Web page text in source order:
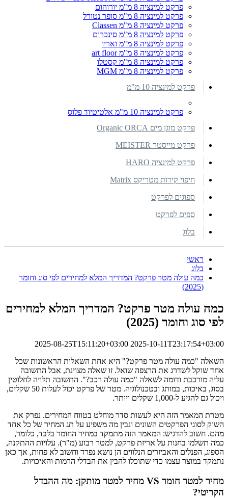
פרקט למינציה 8 מ"מ יורוהום
פרקט למינציה 8 מ"מ סופר נטורל
פרקט למינציה 8 מ"מ Classen
פרקט למינציה 8 מ"מ סינכרום
פרקט למינציה 8 מ"מ ואריו
פרקט למינציה 8 מ"מ art floor
פרקט למינציה 8 מ"מ קסטלו
פרקט למינציה 8 מ"מ MGM
פרקט למינציה 10 מ"מ
פרקט למינציה 10 מ"מ אלטיטיוד פלוס
פרקט מוגן מים Organic ORCA
פרקט מייסטר MEISTER
פרקט למינציה HARO
חיפוי קירות מטריקס Matrix
ספוגים לפרקט
ספים לפרקט
בלוג
ראשי
בלוג
כמה עולה מטר פרקט? המדריך המלא למחירים לפי סוג וחומר
(2025)
כמה עולה מטר פרקט? המדריך המלא למחירים
לפי סוג וחומר (2025)
2025-08-25T15:11:20+03:00 2025-10-11T23:17:54+03:00
השאלה "כמה עולה מטר פרקט?" היא אחת השאלות הראשונות שכל
אחד שוקל לשדרג את הרצפה שואל. זו שאלה מצוינת, אבל התשובה
עליה מורכבת ודומה לשאלה "כמה עולה רכב?". התשובה תלויה לחלוטין
בסוג, באיכות, במותג ובטכנולוגיה. מטר של פרקט יכול לעלות 50 שקלים,
ויכול גם להגיע ל-1,000 שקלים ויותר.
מטרת המאמר הזה היא לעשות סדר מוחלט בטווח המחירים. נפרק את
השוק לסוגי הפרקטים השונים ונבין מה משפיע על תג המחיר של כל אחד
מהם. חשוב להדגיש: המאמר הזה מתמקד במחיר החומר בלבד, כלומר,
כמה תשלמו בחנות על אריזת פרקט, למטר רבוע (מ"ר). עלויות ההתקנה,
הספוג, הפנלים והאביזרים הנלווים הן נושא נפרד וחשוב לא פחות, אך כאן
נתמקד במוצר עצמו כדי שתוכלו להבין את הבדלי הרמות והאיכויות.
מחיר למטר חומר VS מחיר למטר מותקן: מה ההבדל
הקריטי?